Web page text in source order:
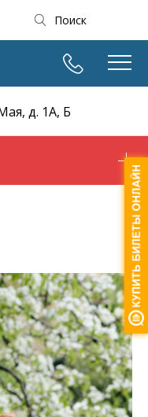
Поиск
д. 1А, Б